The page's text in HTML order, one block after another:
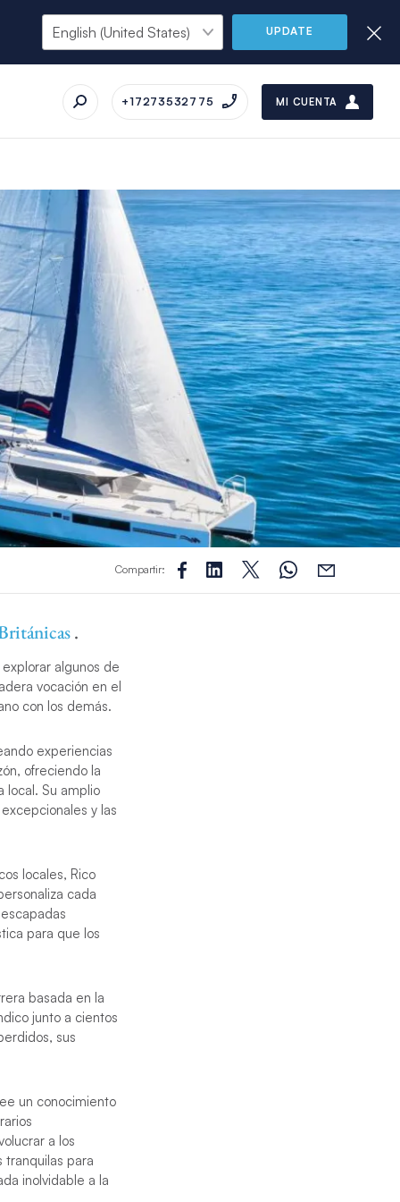
UPDATE
+17273532775 MI CUENTA
Compartir:
.
algunos de
vocación en el
con los demás.
experiencias
ofreciendo la
local. Su amplio
y las
locales, Rico
cada
para que los
basada en la
junto a cientos
sus
un conocimiento
a los
tranquilas para
inolvidable a la